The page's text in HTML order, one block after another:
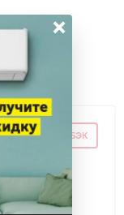
СУПЕР КЭШБЭК
×